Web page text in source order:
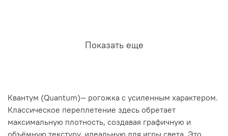
Показать еще
Квантум (Quantum)— рогожка с усиленным характером.
Классическое переплетение здесь обретает
максимальную плотность, создавая графичную и